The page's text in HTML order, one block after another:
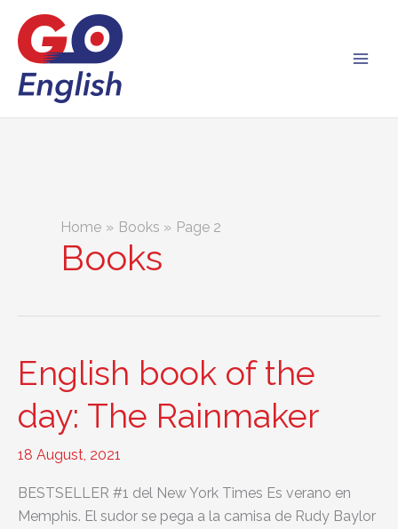
content
Home Books Page 2
Books
English book of the
day: The Rainmaker
18 August, 2021
BESTSELLER #1 del New York Times Es verano en
Memphis. El sudor se pega a la camisa de Rudy Baylor